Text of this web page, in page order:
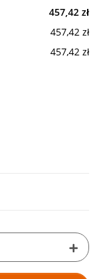
457,42 zł
457,42 zł
457,42 zł